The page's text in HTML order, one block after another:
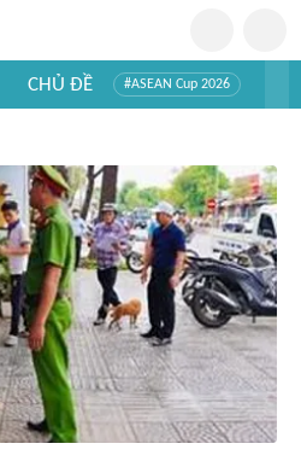
CHỦ ĐỀ #ASEAN Cup 2026